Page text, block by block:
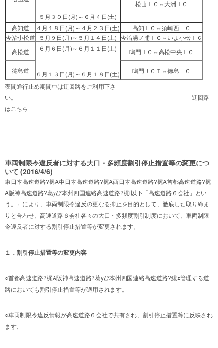
５月３０日(月)～６月４日(土)
松山ＩＣ⇔大洲ＩＣ
高知道 ４月１８日(月)～４月２３日(土)
高知ＩＣ⇔須崎西ＩＣ
今治小松道
５月９日(月)～５月１４日(土) 今治湯ノ浦ＩＣ⇔いよ小松ＩＣ
高松道
６月６日(月)～６月１１日(土)
６月１３日(月)～６月１８日(土)
鳴門ＩＣ⇔高松中央ＩＣ
徳島道
鳴門ＪＣＴ⇔徳島ＩＣ
夜間通行止め期間中は迂回路をご利用下さ
い。 迂回路
は こちら
車両制限令違反者に対する大口・多頻度割引停止措置等の変更につ
いて (2016/4/6)
東日本高速道路?梶A中日本高速道路?梶A西日本高速道路?梶A首都高速道路?梶
A阪神高速道路?葛yび本州四国連絡高速道路?梶i以下「高速道路６会社」とい
う。）により、車両制限令違反の更なる抑止を目的として、徹底した取り締ま
りと合わせ、高速道路６会社各々の大口・多頻度割引制度において、車両制限
令違反者に対する割引停止措置等が変更されます。
１．割引停止措置等の変更内容
○首都高速道路?梶A阪神高速道路?葛yび本州四国連絡高速道路?鰍ｪ管理する道
路においても割引停止措置等が適用されます。
○車両制限令違反情報が高速道路６会社で共有され、割引停止措置等に反映され
ます。